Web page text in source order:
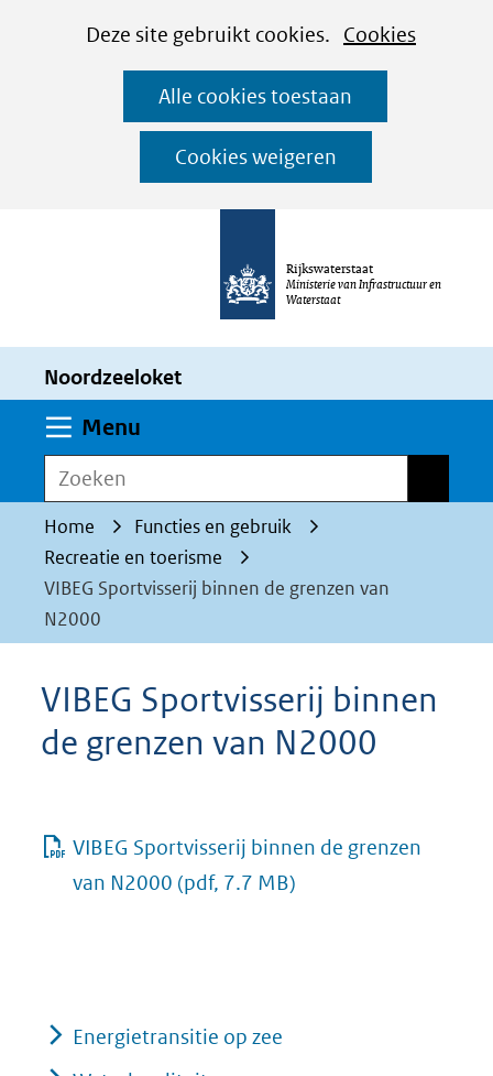
CookiesDeze site gebruikt cookies. Cookies
worden
toegestaan
geweigerd.
Alle cookies toestaan
Cookies weigeren
Ga
naar
de
inhoud
Rijkswaterstaat
Ministerie van Infrastructuur en
Waterstaat
Noordzeeloket
Menu
Zoeken
Home
Functies en gebruik
Recreatie en toerisme
VIBEG Sportvisserij binnen de grenzen van
N2000
VIBEG Sportvisserij binnen
de grenzen van N2000
VIBEG Sportvisserij binnen de grenzen
van N2000 (pdf, 7.7 MB)
Energietransitie op zee